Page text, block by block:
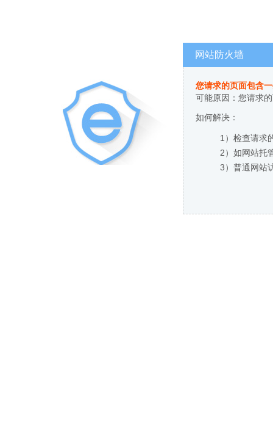
网站防火墙
您请求的页面包含
可能原因：您请求
如何解决：
1）检查请求
2）如网站托
3）普通网站